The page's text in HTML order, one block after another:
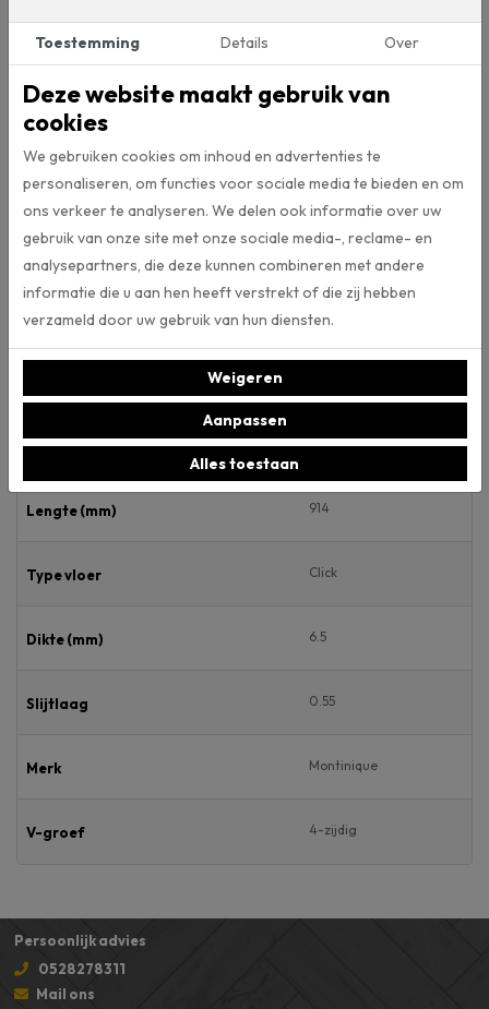
reiniging hebben wij in onze winkel intensief reiniger van Co-Pro.
Deze ontvet uw pvc-vloer en laat deze weer opnieuw glanzen.
PVC-vloer in eigen ruimte bekijken
De pvc-vloer Beton Design Click MC-58211 komt uit de collectie van
vloerenmerkMontinique
kunt u bekijken in onze webshop. Mocht u wat stalen mee naar huis
willen om thuis te bekijken? Dat is voor ons geen enkel probleem.
Laat het ons even weten, dan zorgen we dat de stalen in onze winkel
voor u klaar liggen.
Specificaties
Breedte (mm) 457 mm
Lengte (mm) 914
Type vloer Click
Dikte (mm) 6.5
Slijtlaag 0.55
Merk Montinique
V-groef 4-zijdig
Persoonlijk advies
0528278311
Mail ons
Toestemming Details Over
Deze website maakt gebruik van
cookies
We gebruiken cookies om inhoud en advertenties te
personaliseren, om functies voor sociale media te bieden en om
ons verkeer te analyseren. We delen ook informatie over uw
gebruik van onze site met onze sociale media-, reclame- en
analysepartners, die deze kunnen combineren met andere
informatie die u aan hen heeft verstrekt of die zij hebben
verzameld door uw gebruik van hun diensten.
Weigeren
Aanpassen
Alles toestaan